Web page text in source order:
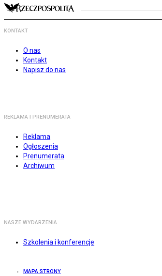
KONTAKT
O nas
Kontakt
Napisz do nas
REKLAMA I PRENUMERATA
Reklama
Ogłoszenia
Prenumerata
Archiwum
NASZE WYDARZENIA
Szkolenia i konferencje
MAPA STRONY